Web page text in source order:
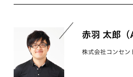
赤羽 太郎（
株式会社コンセン